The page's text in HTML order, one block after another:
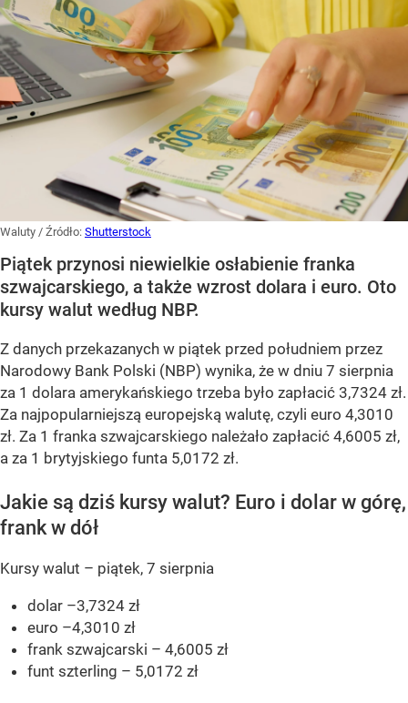
Waluty / Źródło: Shutterstock
Piątek przynosi niewielkie osłabienie franka
szwajcarskiego, a także wzrost dolara i euro. Oto
kursy walut według NBP.
Z danych przekazanych w piątek przed południem przez
Narodowy Bank Polski (NBP) wynika, że w dniu 7 sierpnia
za 1 dolara amerykańskiego trzeba było zapłacić 3,7324 zł.
Za najpopularniejszą europejską walutę, czyli euro 4,3010
zł. Za 1 franka szwajcarskiego należało zapłacić 4,6005 zł,
a za 1 brytyjskiego funta 5,0172 zł.
Jakie są dziś kursy walut? Euro i dolar w górę,
frank w dół
Kursy walut – piątek, 7 sierpnia
dolar –3,7324 zł
euro –4,3010 zł
frank szwajcarski – 4,6005 zł
funt szterling – 5,0172 zł